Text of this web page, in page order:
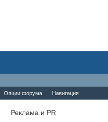
Опции форума Навигация
Реклама и PR